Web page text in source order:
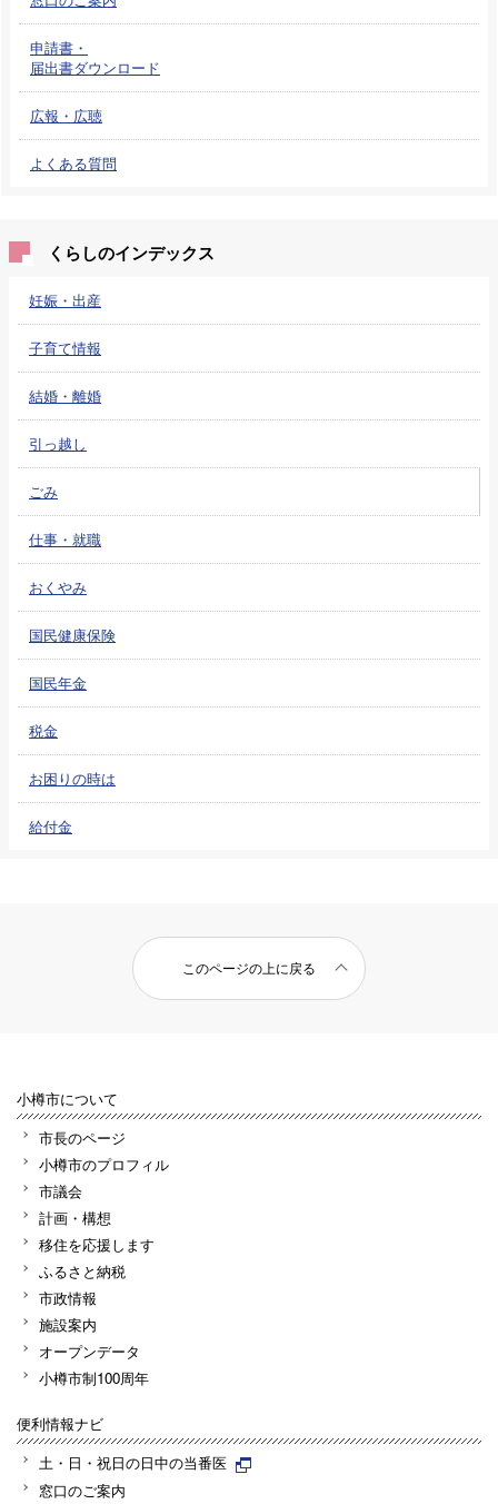
申請書・
届出書ダウンロード
広報・広聴
よくある質問
くらしのインデックス
妊娠・出産
子育て情報
結婚・離婚
引っ越し
ごみ
仕事・就職
おくやみ
国民健康保険
国民年金
税金
お困りの時は
給付金
このページの上に戻る
小樽市について
市長のページ
小樽市のプロフィル
市議会
計画・構想
移住を応援します
ふるさと納税
市政情報
施設案内
オープンデータ
小樽市制100周年
便利情報ナビ
土・日・祝日の日中の当番医
窓口のご案内